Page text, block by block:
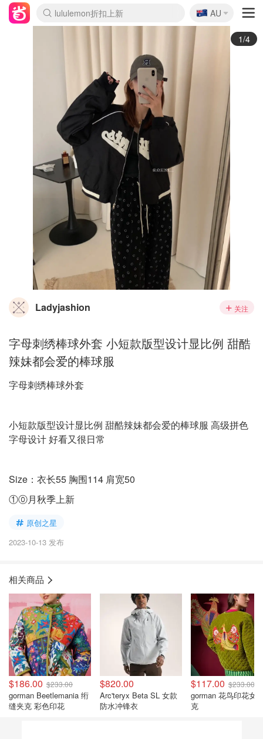
lululemon折扣上新
Sasa美妆护肤3.5折
SSENSE年中2.5折
FreshBeauty好价汇总
Cettire降价+叠9折
WWS Coles超市实拍
viagogo二手票捡漏
Myer超级周末
The Outnet奢牌1折起
David Jones 3折起
Flannels大牌1折
Perfumes Club护肤1折
AMIRO面罩$251
Amazon折扣汇总
eToro入金$200送$50
Amazon数码好物
ICONIC本周7.5折
ThedoubleF高奢地板价
Moose Knuckles 6折
丝芙兰5折起
EUFY摄像头$98
Selenichast首饰2折
Trip机票酒店促销
YSL送5件彩妆礼
Amazon家居好物
Amazon美妆护肤
雅漾大喷$8
过敏原检测盒$33
伊索独家赠50ml沐浴露
科颜氏高保湿面霜$29
SEALIFE海洋馆门票6折
丝塔芙大白罐$16
订阅Newsletter送香薰
Cult Beauty 6.8折
Harrods圣诞日历$525
LN-CC奢牌私促3折
d'Alba空姐喷雾$16
EVE LOM套装£56
Bernardelli独家4折
Adore Beauty 6折起
CT圣诞日历
Mytheresa奢品2.7折
Luxury Escapes 9折
Currentbody美容仪$881
MOON Garden Live
Roborock扫地机$649
Tingo Life水杯$24
Valentino官网5折
CR洗护套装$23
修丽可4件套$159
Myer彩妆2件7折
GANNI官网4.5折
Stylevana韩妆4折
Tessabit高奢8.5折
OGX洗发水$11
Amazon阿德莱德次日达
卡诗8.5折+赠礼
Philips Hue灯具8折
🇦🇺
AU
2/4
Ladyjashion 关注
字母刺绣棒球外套 小短款版型设计显比例 甜酷
辣妹都会爱的棒球服
字母刺绣棒球外套
小短款版型设计显比例 甜酷辣妹都会爱的棒球服 高级拼色
字母设计 好看又很日常
Size：衣长55 胸围114 肩宽50
①⓪月秋季上新
原创之星
2023-10-13 发布
相关商品
$186.00 $233.00
gorman Beetlemania 绗
缝夹克 彩色印花
$820.00
Arc'teryx Beta SL 女款
防水冲锋衣
$117.00 $233.00
gorman 花鸟印花女
克